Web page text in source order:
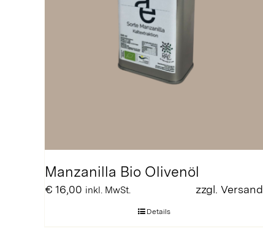
Manzanilla Bio Olivenöl
€ 16,00 inkl. MwSt. zzgl.Versand
Details